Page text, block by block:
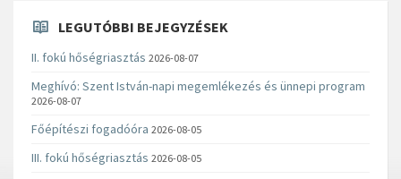
LEGUTÓBBI BEJEGYZÉSEK
II. fokú hőségriasztás 2026-08-07
Meghívó: Szent István-napi megemlékezés és ünnepi program
2026-08-07
Főépítészi fogadóóra 2026-08-05
III. fokú hőségriasztás 2026-08-05